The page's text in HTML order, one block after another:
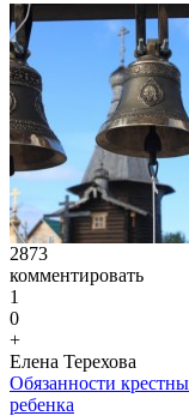
2873
комментировать
1
0
+
Елена Терехова
Обязанности
ребенка